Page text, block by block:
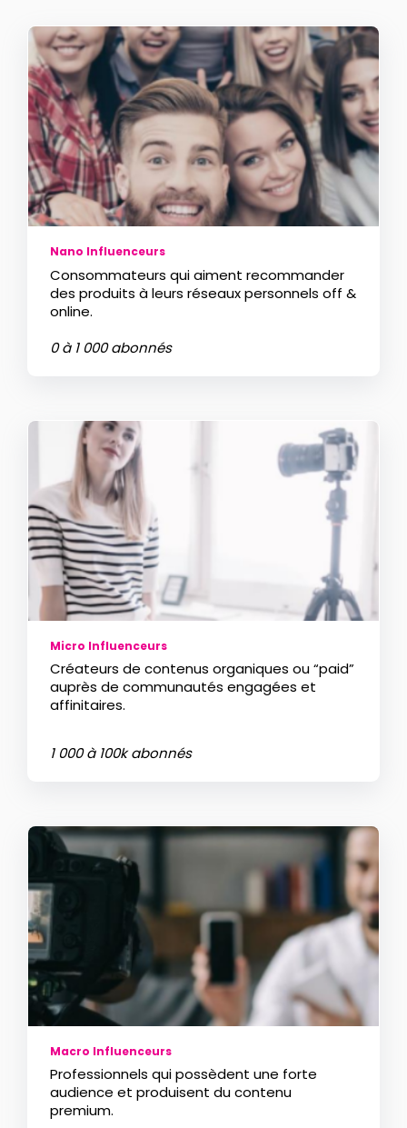
Nano Influenceurs
Consommateurs qui aiment recommander
des produits à leurs réseaux personnels off &
online.
0 à 1 000 abonnés
Micro Influenceurs
Créateurs de contenus organiques ou “paid”
auprès de communautés engagées et
affinitaires.
1 000 à 100k abonnés
Macro Influenceurs
Professionnels qui possèdent une forte
audience et produisent du contenu
premium.